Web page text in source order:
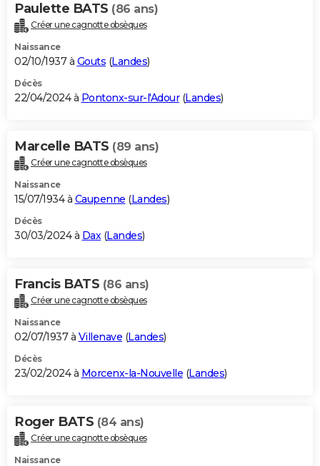
Paulette BATS (86 ans)
Créer une cagnotte obsèques
Naissance
02/10/1937 à Gouts (Landes)
Décès
22/04/2024 à Pontonx-sur-l'Adour(Landes)
Marcelle BATS (89 ans)
Créer une cagnotte obsèques
Naissance
15/07/1934 à Caupenne (Landes)
Décès
30/03/2024 à Dax(Landes)
Francis BATS (86 ans)
Créer une cagnotte obsèques
Naissance
02/07/1937 à Villenave (Landes)
Décès
23/02/2024 à Morcenx-la-Nouvelle (Landes)
Roger BATS (84 ans)
Créer une cagnotte obsèques
Naissance